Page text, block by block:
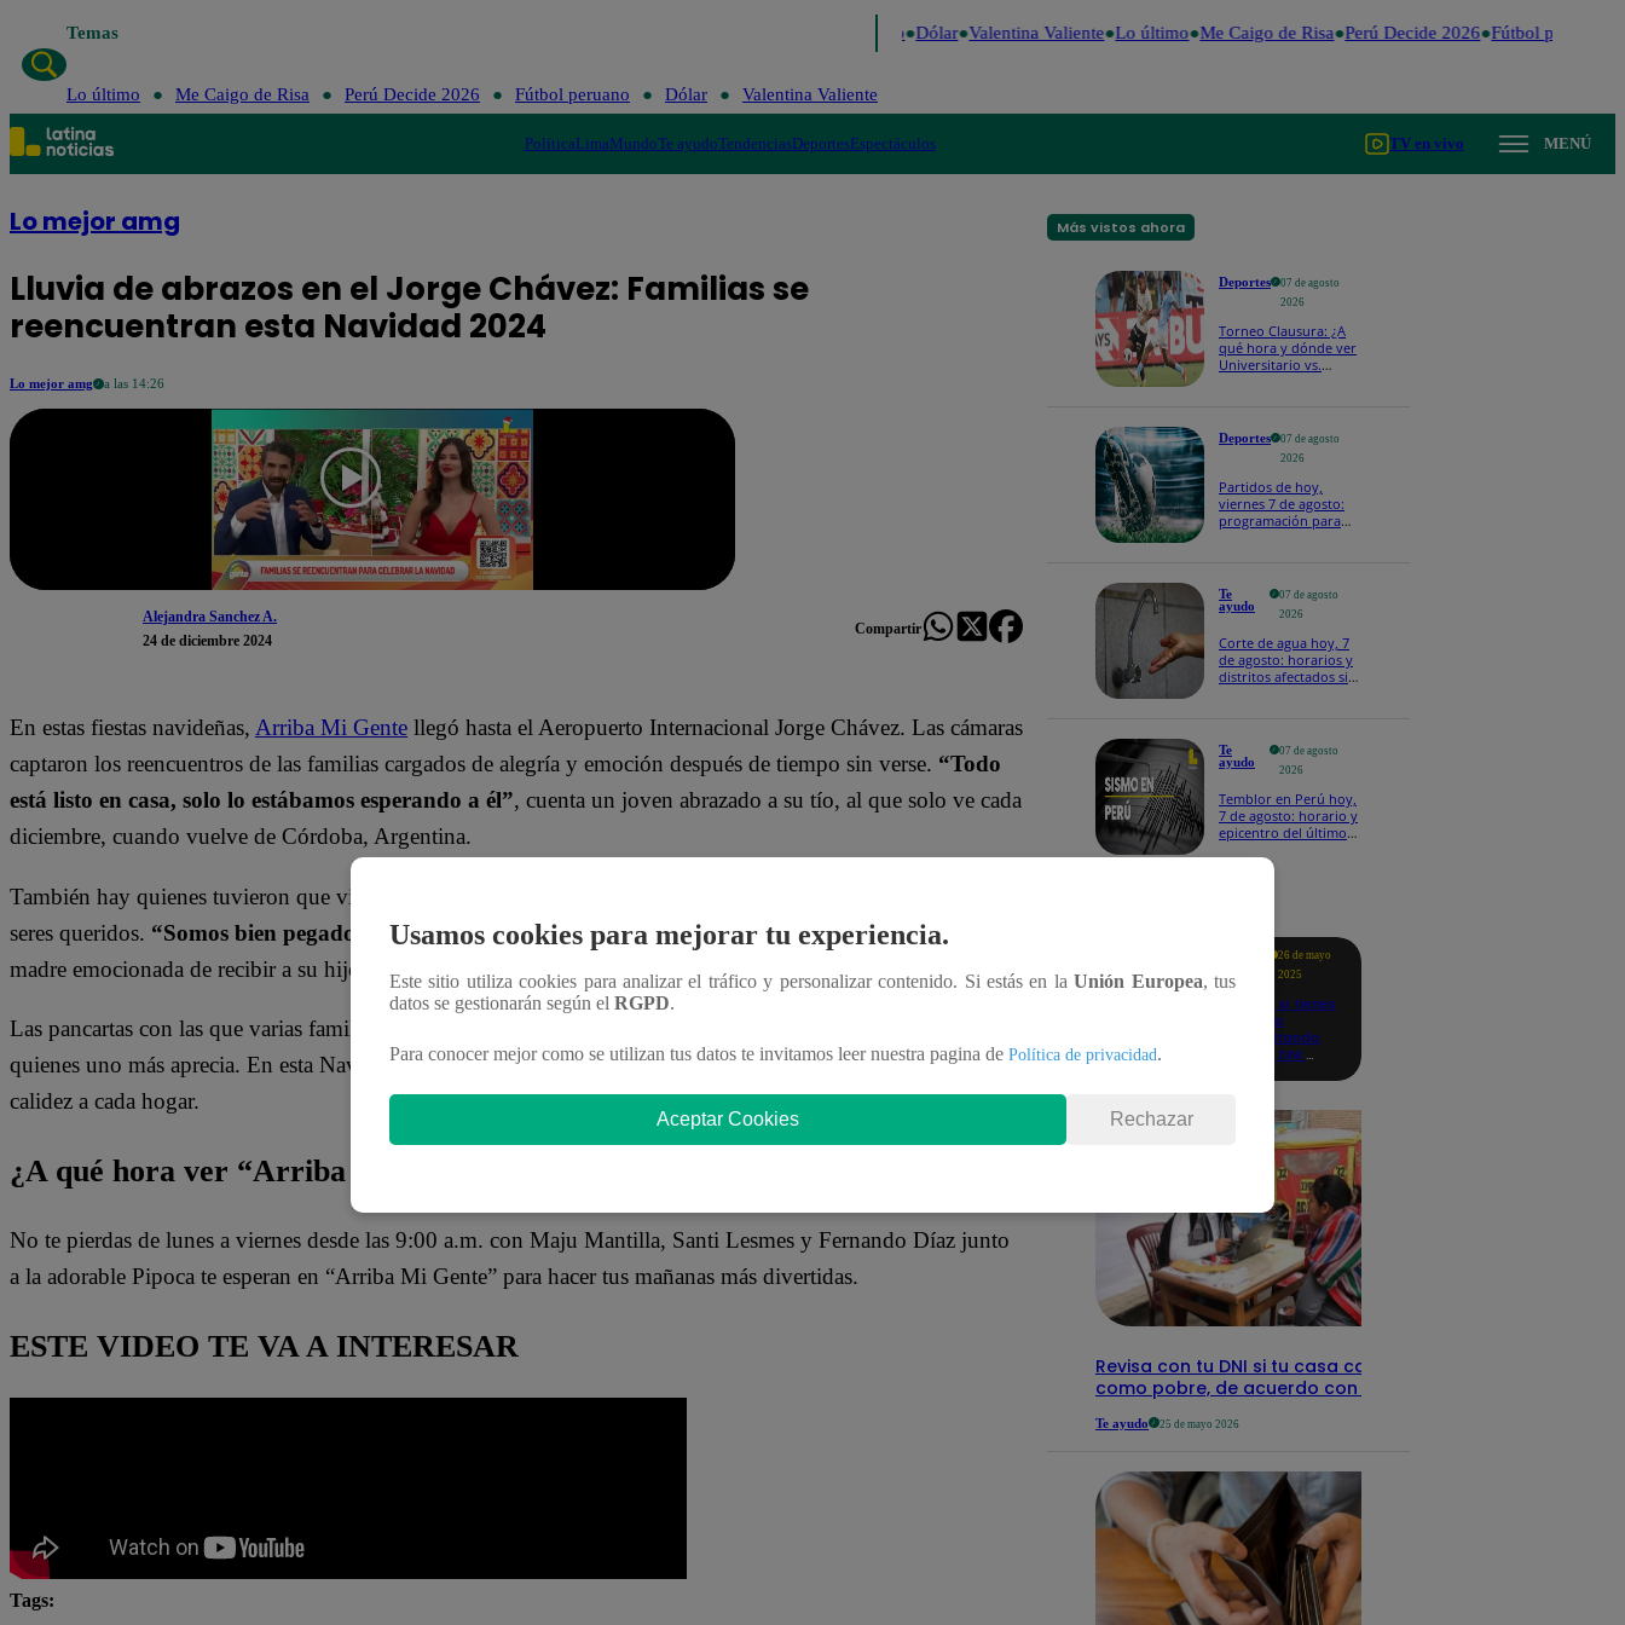
Temas Dólar Valentina Valiente Lo último Me Caigo de Risa Perú Decide 2026 Fútbol peruano
Lo último Me Caigo de Risa Perú Decide 2026 Fútbol peruano Dólar Valentina Valiente
PolíticaLimaMundoTe ayudoTendenciasDeportesEspectáculos TV en vivo MENÚ
Lo mejor amg
Lluvia de abrazos en el Jorge Chávez: Familias se
reencuentran esta Navidad 2024
Lo mejor amg a las 14:26
Alejandra Sanchez A.
24 de diciembre 2024
Compartir
En estas fiestas navideñas, Arriba Mi Gente llegó hasta el Aeropuerto Internacional Jorge Chávez. Las cámaras
captaron los reencuentros de las familias cargados de alegría y emoción después de tiempo sin verse. “Todo
está listo en casa, solo lo estábamos esperando a él”, cuenta un joven abrazado a su tío, al que solo ve cada
diciembre, cuando vuelve de Córdoba, Argentina.
También hay quienes tuvieron que viajar por estudios y vuelven para recibir la Navidad en compañía de sus
seres queridos. “Somos bien pegados, es mi hijo mayor y ha sido una angustia estar lejos”,comenta una
madre emocionada de recibir a su hijo recién llegado de España, que regresa luego de su maestría.
Las pancartas con las que varias familias esperan en el aeropuerto reflejan el cariño y la alegría de festejar con
quienes uno más aprecia. En esta Navidad,Arriba Mi Gentese une a esta celebración deseándoles unión y
calidez a cada hogar.
¿A qué hora ver “Arriba mi Gente” de Latina Televisión?
No te pierdas de lunes a viernes desde las 9:00 a.m. con Maju Mantilla, Santi Lesmes y Fernando Díaz junto
a la adorable Pipoca te esperan en “Arriba Mi Gente” para hacer tus mañanas más divertidas.
ESTE VIDEO TE VA A INTERESAR
Tags:
Más vistos ahora
Deportes
07 de agosto
2026
Torneo Clausura: ¿A
qué hora y dónde ver
Universitario vs.
Deportes
07 de agosto
2026
Partidos de hoy,
viernes 7 de agosto:
programación para
Te
ayudo
07 de agosto
2026
Corte de agua hoy, 7
de agosto: horarios y
distritos afectados sin
Te
ayudo
07 de agosto
2026
Temblor en Perú hoy,
7 de agosto: horario y
epicentro del último
26 de mayo
2025
Revisa si tienes
deudas
consultando
con tu DNI:
detalles
Revisa con tu DNI si tu casa califica
como pobre, de acuerdo con el Sisfoh
Te ayudo 25 de mayo 2026
Usamos cookies para mejorar tu experiencia.
Este sitio utiliza cookies para analizar el tráfico y personalizar contenido. Si estás en laUnión Europea, tus
datos se gestionarán según el RGPD.
Para conocer mejor como se utilizan tus datos te invitamos leer nuestra pagina de Política de privacidad.
Aceptar Cookies Rechazar